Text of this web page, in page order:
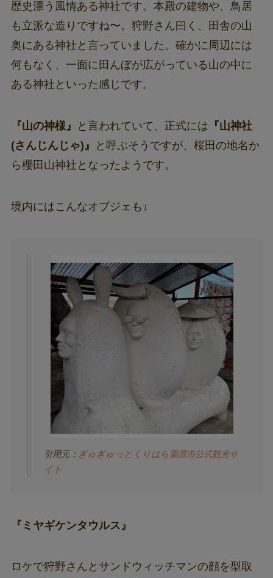
歴史漂う風情ある神社です。本殿の建物や、鳥居
も立派な造りですね〜。狩野さん曰く、田舎の山
奥にある神社と言っていました。確かに周辺には
何もなく、一面に田んぼが広がっている山の中に
ある神社といった感じです。
『山の神様』 と言われていて、正式には 『山神社
(さんじんじゃ)』
と呼ぶそうですが、桜田の地名か
ら櫻田山神社となったようです。
境内にはこんなオブジェも↓
引用元： ぎゅぎゅっとくりはら栗原市公式観光サ
イト
『ミヤギケンタウルス』
ロケで狩野さんとサンドウィッチマンの顔を型取